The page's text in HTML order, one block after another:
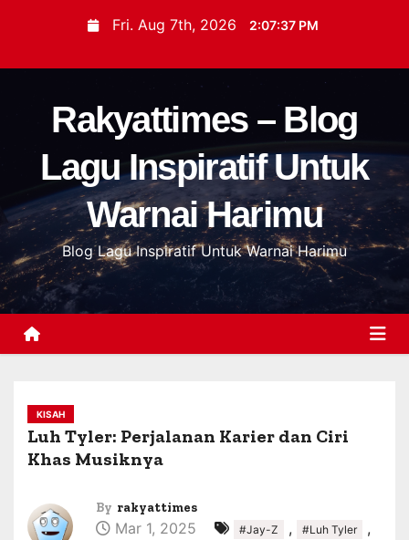
e
n
t
Fri. Aug 7th, 2026 2:07:38 PM
Rakyattimes – Blog
Lagu Inspiratif Untuk
Warnai Harimu
Blog Lagu Inspiratif Untuk Warnai Harimu
KISAH
Luh Tyler: Perjalanan Karier dan Ciri
Khas Musiknya
By rakyattimes
Mar 1, 2025 #Jay-Z , #Luh Tyler ,